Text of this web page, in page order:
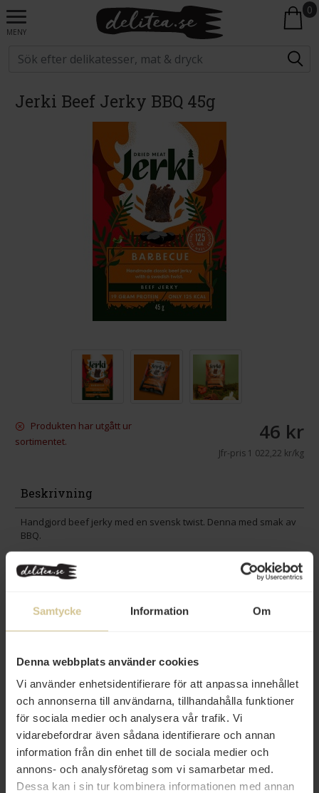
Samtycke Information Om
Denna webbplats använder cookies
Vi använder enhetsidentifierare för att anpassa innehållet
och annonserna till användarna, tillhandahålla funktioner
för sociala medier och analysera vår trafik. Vi
vidarebefordrar även sådana identifierare och annan
information från din enhet till de sociala medier och
annons- och analysföretag som vi samarbetar med.
Dessa kan i sin tur kombinera informationen med annan
MENY
0
Jerki Beef Jerky BBQ 45g
Produkten har utgått ur
sortimentet.
46 kr
Jfr-pris1 022,22 kr/kg
Beskrivning
Handgjord beef jerky med en svensk twist. Denna med smak av
BBQ.
Innehåll
Betyg
Produktfakta
Prishistorik
Relaterade varor